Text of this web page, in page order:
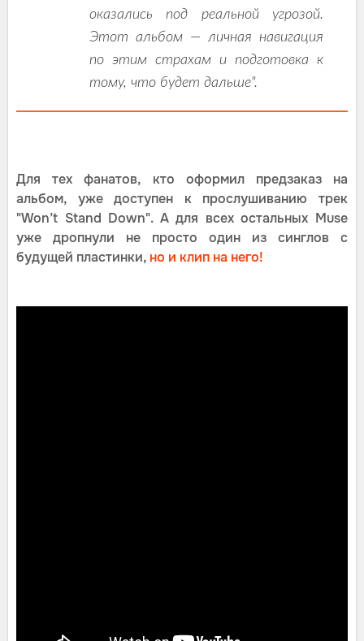
оказались под реальной угрозой.
Этот альбом — личная навигация
по этим страхам и подготовка к
тому, что будет дальше".
Для тех фанатов, кто оформил предзаказ на
альбом, уже доступен к прослушиванию трек
"Won’t Stand Down". А для всех остальных Muse
уже дропнули не просто один из синглов с
будущей пластинки, но и клип на него!